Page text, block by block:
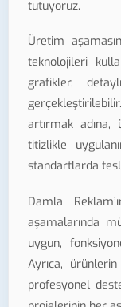
tutuyoruz.
Üretim
teknolojileri
grafikler,
artırmak
titizlikle
standartlarda
Damla
aşamalarında
uygun,
Ayrıca,
profesyonel